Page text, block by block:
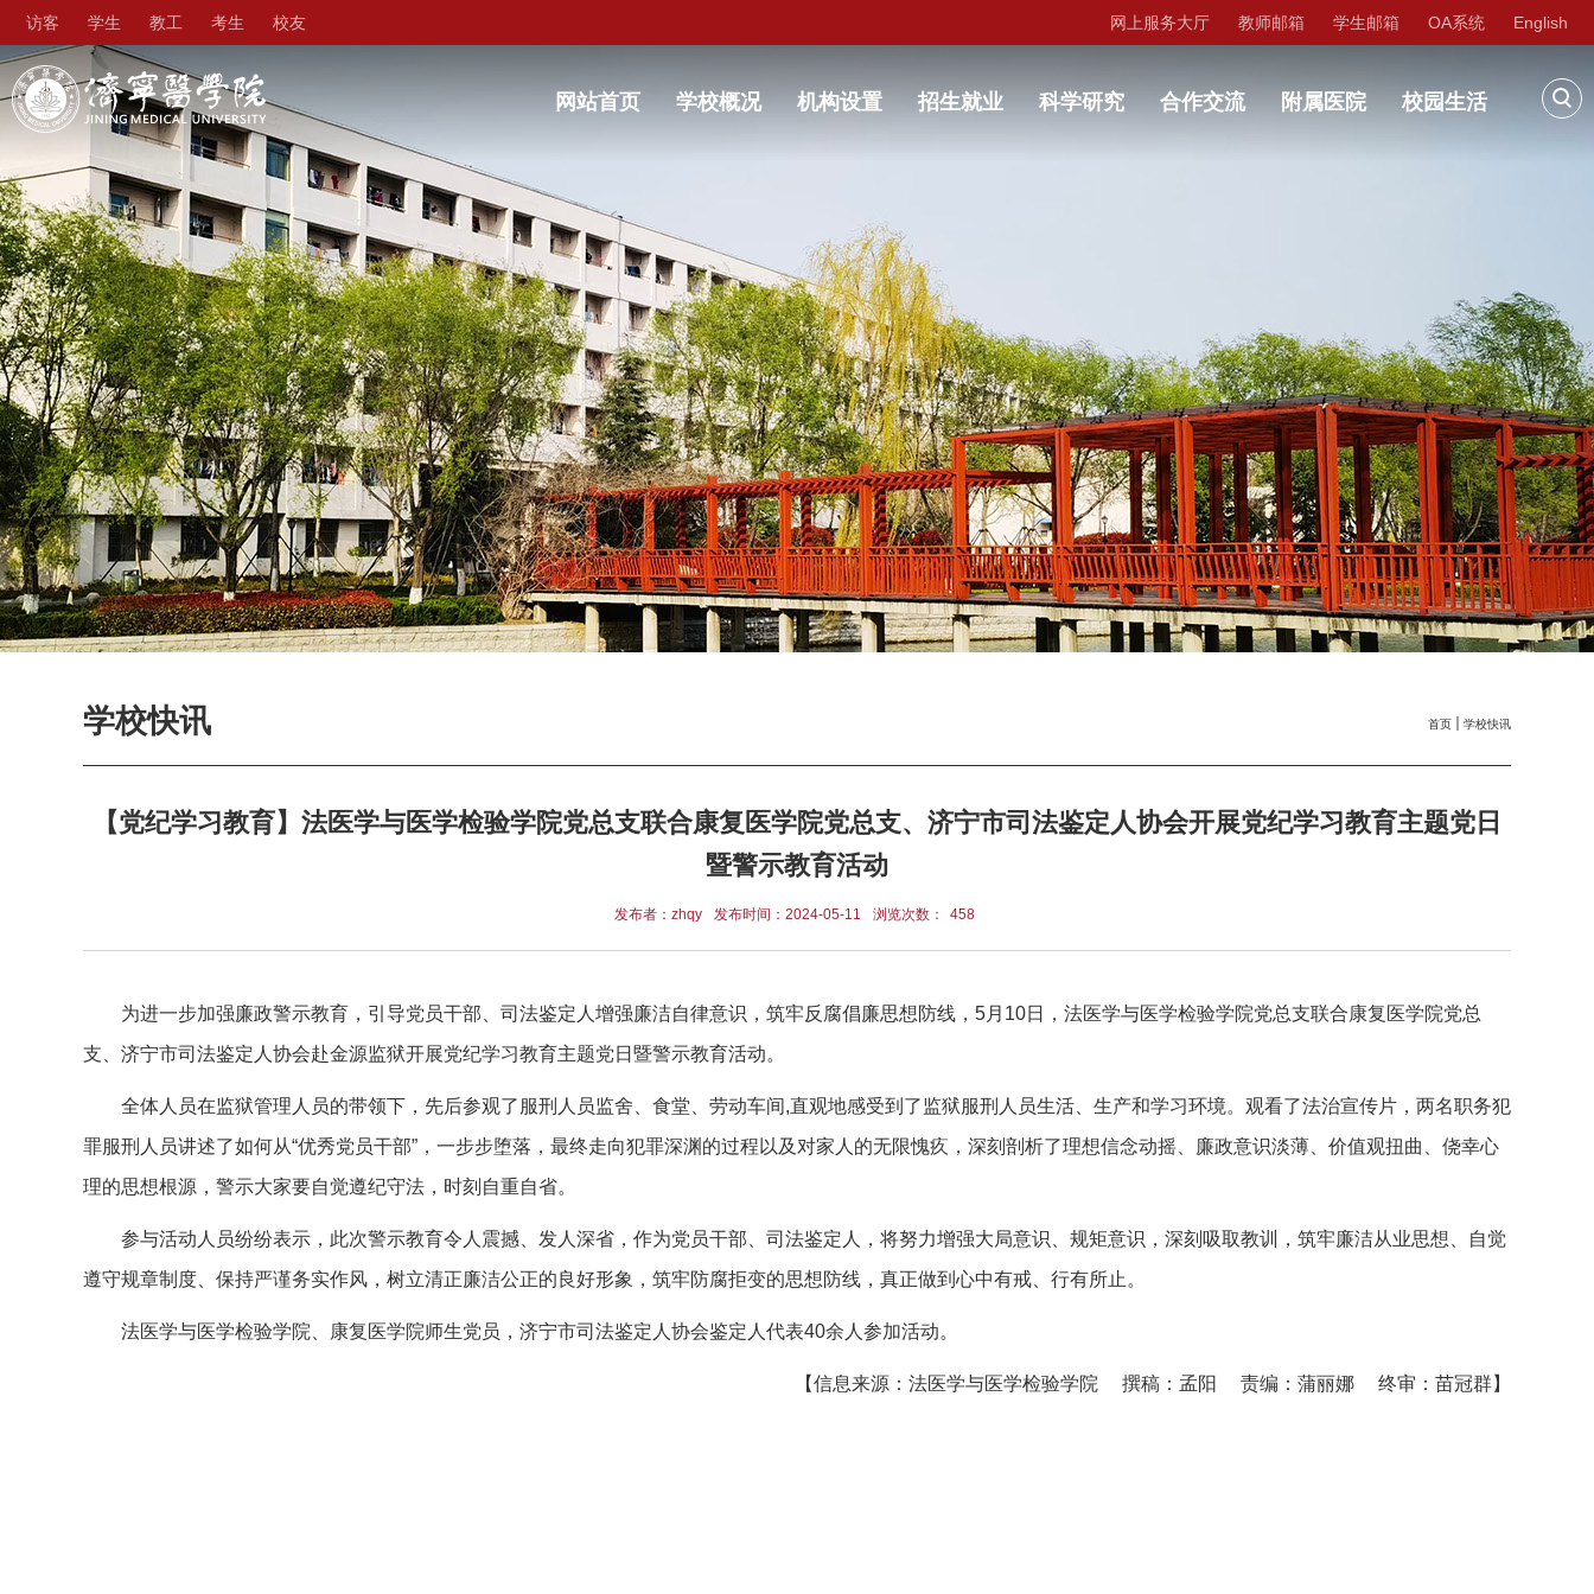
访客 学生 教工 考生 校友 网上服务大厅 教师邮箱 学生邮箱 OA系统 English
网站首页 学校概况 机构设置 招生就业 科学研究 合作交流 附属医院 校园生活
首页 学校快讯
学校快讯
【党纪学习教育】法医学与医学检验学院党总支联合康复医学院党总支、济宁市司法鉴定人协会开展党纪学习教育主题党日
暨警示教育活动
发布者：zhqy 发布时间：2024-05-11 浏览次数： 458
为进一步加强廉政警示教育，引导党员干部、司法鉴定人增强廉洁自律意识，筑牢反腐倡廉思想防线，5月10日，法医学与医学检验学院党总支联合康复医学院党总
支、济宁市司法鉴定人协会赴金源监狱开展党纪学习教育主题党日暨警示教育活动。
全体人员在监狱管理人员的带领下，先后参观了服刑人员监舍、食堂、劳动车间,直观地感受到了监狱服刑人员生活、生产和学习环境。观看了法治宣传片，两名职务犯
罪服刑人员讲述了如何从“优秀党员干部”，一步步堕落，最终走向犯罪深渊的过程以及对家人的无限愧疚，深刻剖析了理想信念动摇、廉政意识淡薄、价值观扭曲、侥幸心
理的思想根源，警示大家要自觉遵纪守法，时刻自重自省。
参与活动人员纷纷表示，此次警示教育令人震撼、发人深省，作为党员干部、司法鉴定人，将努力增强大局意识、规矩意识，深刻吸取教训，筑牢廉洁从业思想、自觉
遵守规章制度、保持严谨务实作风，树立清正廉洁公正的良好形象，筑牢防腐拒变的思想防线，真正做到心中有戒、行有所止。
法医学与医学检验学院、康复医学院师生党员，济宁市司法鉴定人协会鉴定人代表40余人参加活动。
【信息来源：法医学与医学检验学院 撰稿：孟阳 责编：蒲丽娜 终审：苗冠群】